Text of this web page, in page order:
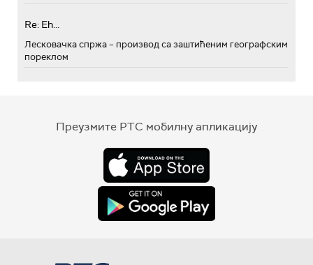
Re: Eh...
Лесковачка спржа – производ са заштићеним географским
пореклом
Преузмите РТС мобилну апликацију